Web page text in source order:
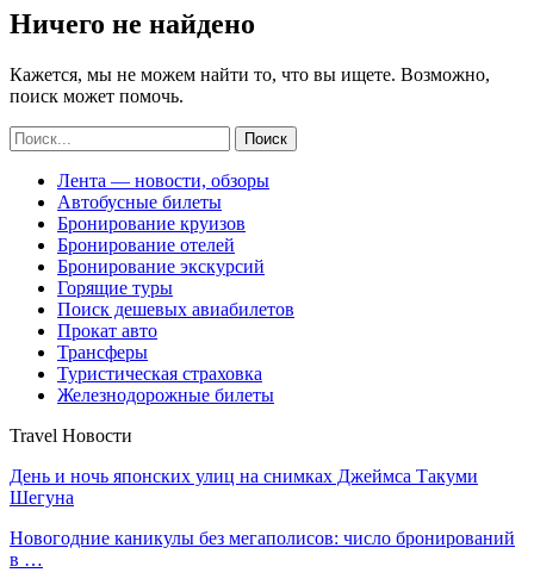
Ничего не найдено
Кажется, мы не можем найти то, что вы ищете. Возможно,
поиск может помочь.
Лента — новости, обзоры
Автобусные билеты
Бронирование круизов
Бронирование отелей
Бронирование экскурсий
Горящие туры
Поиск дешевых авиабилетов
Прокат авто
Трансферы
Туристическая страховка
Железнодорожные билеты
Travel Новости
День и ночь японских улиц на снимках Джеймса Такуми
Шегуна
Новогодние каникулы без мегаполисов: число бронирований
в …